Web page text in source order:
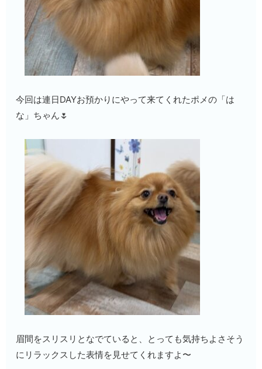
今回は連日DAYお預かりにやって来てくれたポメの「は
な」ちゃん🌷
眉間をスリスリとなでていると、とっても気持ちよさそう
にリラックスした表情を見せてくれますよ〜